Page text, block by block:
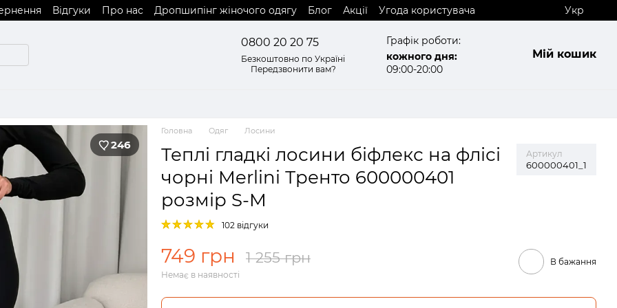
Відгуки Про нас Дропшипінг жіночого одягу Блог Акції
Угода користувача
Укр
0800 20 20 75
Безкоштовно по Україні
Передзвонити вам?
Графік роботи:
кожного дня:
09:00-20:00
Мій кошик
246
Головна Одяг Лосини
Теплі гладкі лосини біфлекс на флісі
чорні Merlini Тренто 600000401
розмір S-M
Артикул
600000401_1
102 відгуки
749 грн 1 255 грн
Немає в наявності
В бажання